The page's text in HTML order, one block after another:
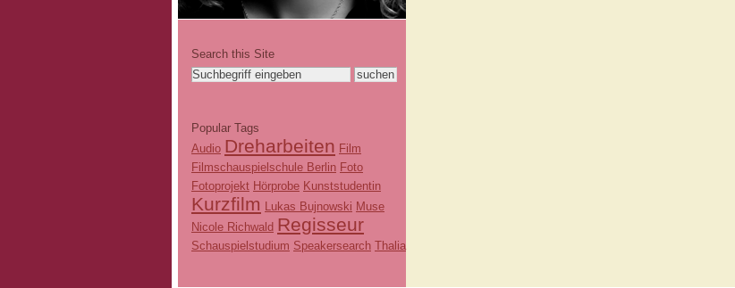
Search this Site
Popular Tags
Audio Dreharbeiten Film
Filmschauspielschule Berlin Foto
Fotoprojekt Hörprobe Kunststudentin
Kurzfilm Lukas Bujnowski Muse
Nicole Richwald Regisseur
Schauspielstudium Speakersearch Thalia